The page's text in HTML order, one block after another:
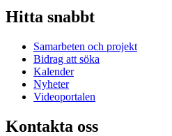
Hitta snabbt
Samarbeten och projekt
Bidrag att söka
Kalender
Nyheter
Videoportalen
Kontakta oss